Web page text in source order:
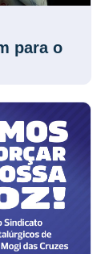
para o